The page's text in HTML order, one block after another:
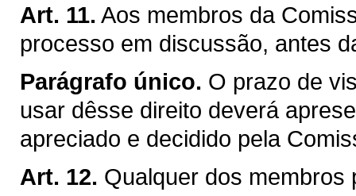
Art. 11. Aos membros da
processo em discussão, antes
Parágrafo único. O prazo de
usar dêsse direito deverá
apreciado e decidido pela
Art. 12. Qualquer dos membros